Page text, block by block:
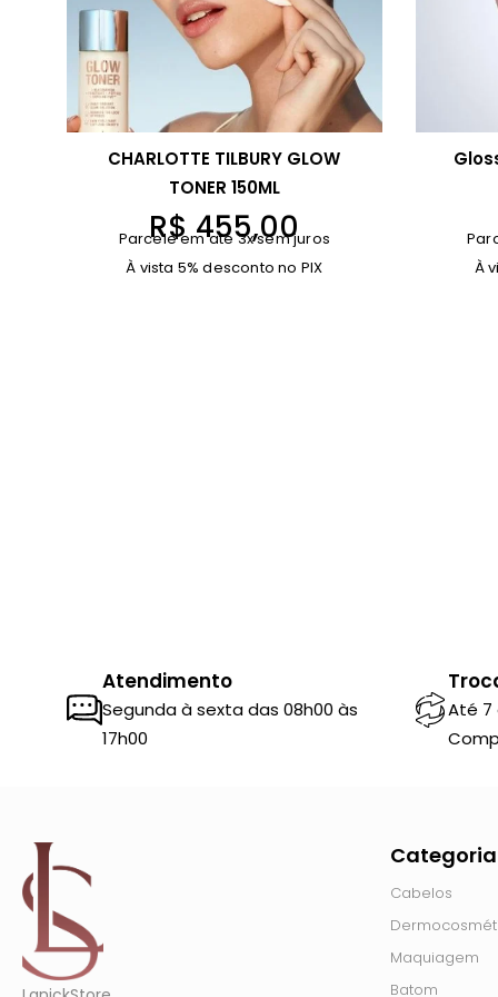
CHARLOTTE TILBURY GLOW
TONER 150ML
R$455,00
Parcele em até 3x sem juros
À vista 5% desconto no PIX
À
Atendimento
Segunda à sexta das 08h00 às
17h00
Até 7
Cabelos
Maquiagem
Batom